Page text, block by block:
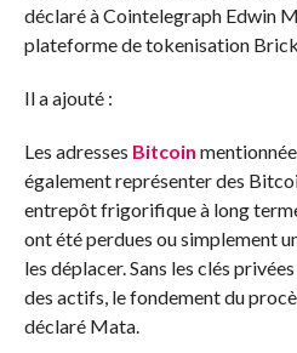
déclaré à Cointelegraph Edwin
plateforme de tokenisation
Il a ajouté :
Les adresses Bitcoin
également représenter des
entrepôt frigorifique à long
ont été perdues ou simplement
les déplacer. Sans les clés
des actifs, le fondement du
déclaré Mata.